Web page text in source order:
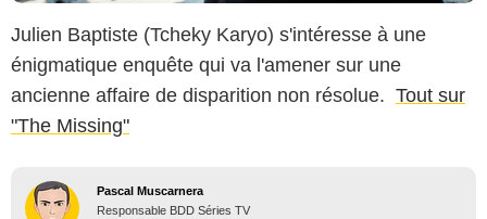
Julien Baptiste (Tcheky Karyo) s'intéresse à une
énigmatique enquête qui va l'amener sur une
ancienne affaire de disparition non résolue. Tout sur
"The Missing"
Pascal Muscarnera
Responsable BDD Séries TV